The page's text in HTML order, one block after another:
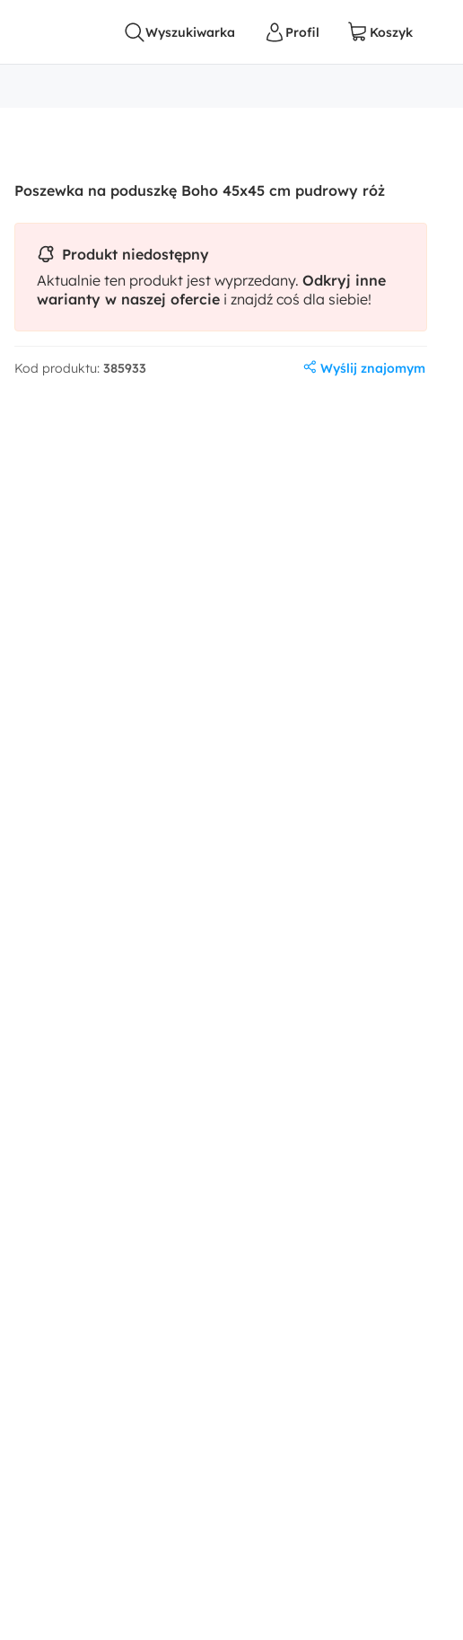
Poszewka na poduszkę Boho 45x45 cm pudrowy róż
Produkt niedostępny
Aktualnie ten produkt jest wyprzedany. Odkryj inne
warianty w naszej ofercie i znajdź coś dla siebie!
Kod produktu: 385933 Wyślij znajomym